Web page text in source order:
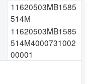
11620503MB1585
514M
11620503MB1585
514M4000731002
00001